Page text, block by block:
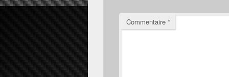
Commentaire *